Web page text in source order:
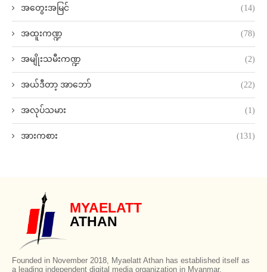
အတွေးအမြင် (14)
အထူးကဏ္ဍ (78)
အမျိုးသမီးကဏ္ဍ (2)
အယ်ဒီတာ့ အာဘော် (22)
အလုပ်သမား (1)
အားကစား (131)
MYAELATT
ATHAN
Founded in November 2018, Myaelatt Athan has established itself as
a leading independent digital media organization in Myanmar,